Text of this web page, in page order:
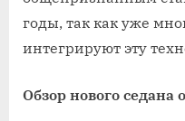
годы, так как уже
интегрируют эту
Обзор нового седана